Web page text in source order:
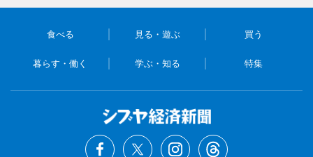
食べる 見る・遊ぶ 買う
暮らす・働く 学ぶ・知る 特集